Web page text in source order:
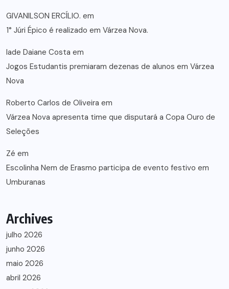
GIVANILSON ERCÍLIO. em
1° Júri Épico é realizado em Várzea Nova.
lade Daiane Costa em
Jogos Estudantis premiaram dezenas de alunos em Várzea
Nova
Roberto Carlos de Oliveira em
Várzea Nova apresenta time que disputará a Copa Ouro de
Seleções
Zé em
Escolinha Nem de Erasmo participa de evento festivo em
Umburanas
Archives
julho 2026
junho 2026
maio 2026
abril 2026